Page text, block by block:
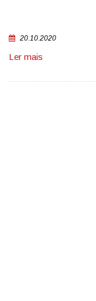
20.10.2020
Ler mais